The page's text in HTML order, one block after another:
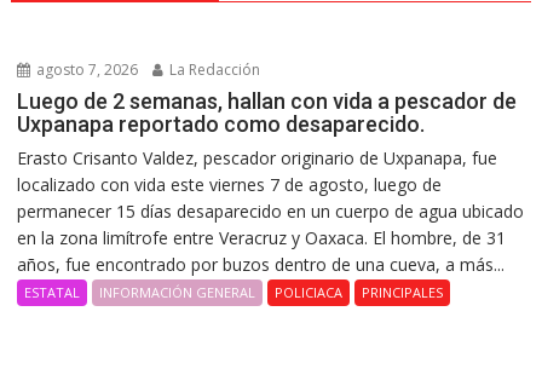
agosto 7, 2026 La Redacción
Luego de 2 semanas, hallan con vida a pescador de
Uxpanapa reportado como desaparecido.
Erasto Crisanto Valdez, pescador originario de Uxpanapa, fue
localizado con vida este viernes 7 de agosto, luego de
permanecer 15 días desaparecido en un cuerpo de agua ubicado
en la zona limítrofe entre Veracruz y Oaxaca. El hombre, de 31
años, fue encontrado por buzos dentro de una cueva, a más...
ESTATAL INFORMACIÓN GENERAL POLICIACA PRINCIPALES